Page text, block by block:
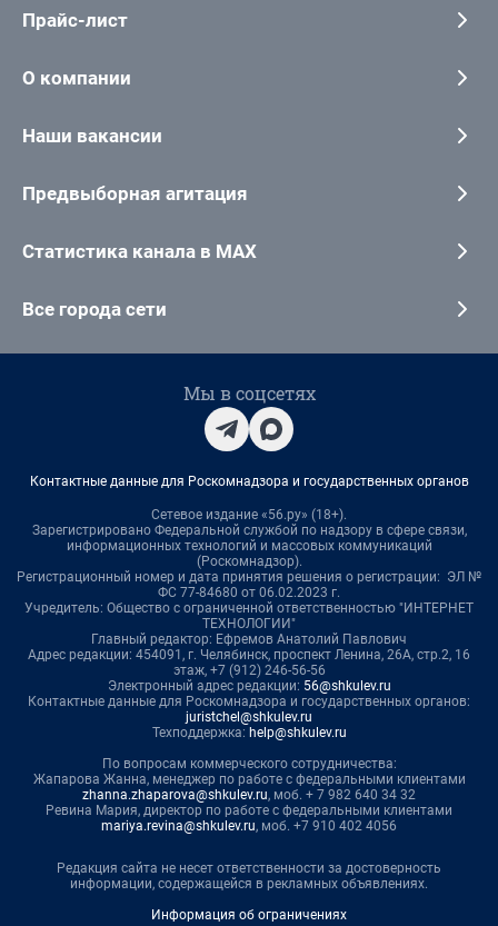
Прайс-лист
О компании
Наши вакансии
Предвыборная агитация
Статистика канала в MAX
Все города сети
Мы в соцсетях
Контактные данные для Роскомнадзора и государственных органов
Сетевое издание «56.ру» (18+).
Зарегистрировано Федеральной службой по надзору в сфере связи,
информационных технологий и массовых коммуникаций
(Роскомнадзор).
Регистрационный номер и дата принятия решения о регистрации: ЭЛ №
ФС 77-84680 от 06.02.2023 г.
Учредитель: Общество с ограниченной ответственностью "ИНТЕРНЕТ
ТЕХНОЛОГИИ"
Главный редактор: Ефремов Анатолий Павлович
Адрес редакции: 454091, г. Челябинск, проспект Ленина, 26А, стр.2, 16
этаж, +7 (912) 246-56-56
Электронный адрес редакции: 56@shkulev.ru
Контактные данные для Роскомнадзора и государственных органов:
juristchel@shkulev.ru
Техподдержка: help@shkulev.ru
По вопросам коммерческого сотрудничества:
Жапарова Жанна, менеджер по работе с федеральными клиентами
zhanna.zhaparova@shkulev.ru, моб. + 7 982 640 34 32
Ревина Мария, директор по работе с федеральными клиентами
mariya.revina@shkulev.ru, моб. +7 910 402 4056
Редакция сайта не несет ответственности за достоверность
информации, содержащейся в рекламных объявлениях.
Информация об ограничениях